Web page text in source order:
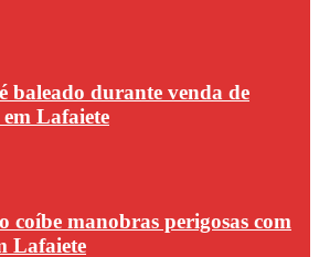
baleado durante venda de
em Lafaiete
coíbe manobras perigosas com
Lafaiete